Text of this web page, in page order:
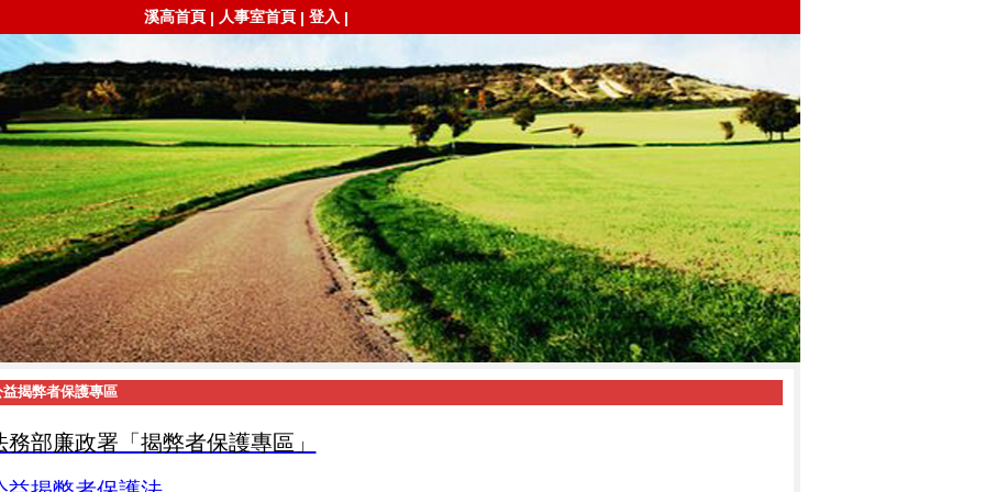
溪高首頁 | 人事室首頁 | 登入 |
益揭弊者保護專區
務部廉政署「揭弊者保護專區」